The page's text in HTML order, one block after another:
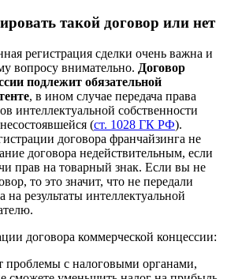
такой договор или нет
регистрация сделки очень важна и
вопросу внимательно. Договор
подлежит обязательной
, в ином случае передача права
интеллектуальной собственности
(ст. 1028 ГК РФ).
договора франчайзинга не
договора недействительным, если
прав на товарный знак. Если вы не
то это значит, что не передали
результаты интеллектуальной
договора коммерческой концессии:
проблемы с налоговыми органами,